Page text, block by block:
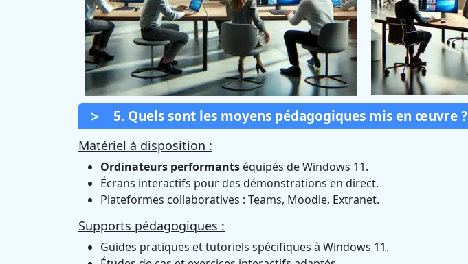
5. Quels sont les moyens pédagogiques mis en œuvre ?
Matériel à disposition :
Ordinateurs performants équipés de Windows 11.
Écrans interactifs pour des démonstrations en direct.
Plateformes collaboratives : Teams, Moodle, Extranet.
Supports pédagogiques :
Guides pratiques et tutoriels spécifiques à Windows 11.